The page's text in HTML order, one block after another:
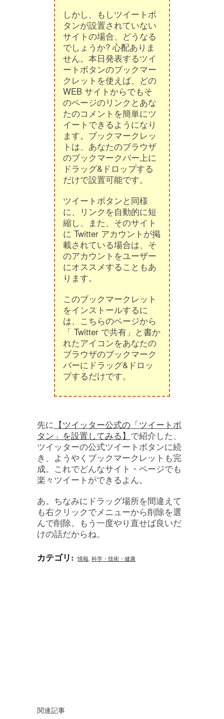
しかし、もしツイートボ
タンが設置されていない
サイトの場合、どうなる
でしょうか? 心配ありま
せん。本日発表するツイ
ートボタンのブックマー
クレットを使えば、どの
WEB サイトからでもそ
のページのリンクとあな
たのコメントを簡単にツ
イートできるようになり
ます。ブックマークレッ
トは、あなたのブラウザ
のブックマークバー上に
ドラッグ&ドロップする
だけで設置可能です。
ツイートボタンと同様
に、リンクを自動的に短
縮し、また、そのサイト
に Twitter アカウントが掲
載されている場合は、そ
のアカウントをユーザー
にオススメすることもあ
ります。
このブックマークレット
をインストールするに
は、こちらのページから
「 Twitter で共有」と書か
れたアイコンをあなたの
ブラウザのブックマーク
バーにドラッグ&ドロッ
プするだけです。
先に 【ツイッター公式の「ツイートボ
タン」を設置してみる】 で紹介した、
ツイッターの公式ツイートボタンに続
き、ようやくブックマークレットも完
成。これでどんなサイト・ページでも
楽々ツイートができるよん。
あ。ちなみにドラッグ場所を間違えて
も右クリックでメニューから削除を選
んで削除。もう一度やり直せば良いだ
けの話だからね。
カテゴリ: 情報, 科学・技術・健康
関連記事